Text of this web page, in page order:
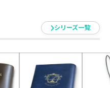
シリーズ一覧